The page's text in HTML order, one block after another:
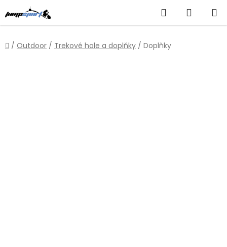
na
obsah
Hledat
KOŠÍK
Domů
/ Outdoor / Trekové hole a doplňky / Doplňky